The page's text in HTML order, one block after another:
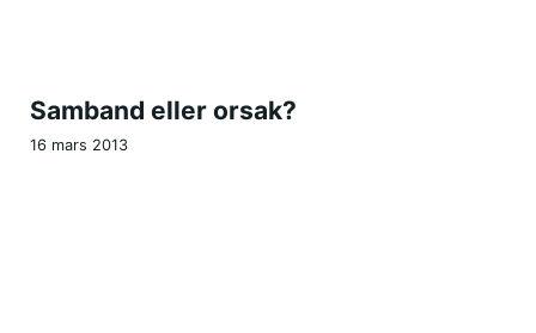
Samband eller orsak?
16 mars 2013